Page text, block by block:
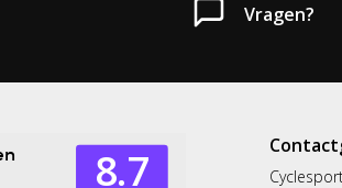
Vragen?
Neem gerust contact met